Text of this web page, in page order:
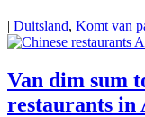
| Duitsland, Komt van
Van dim sum
restaurants in